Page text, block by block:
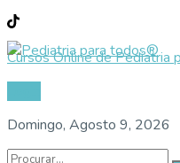
Cursos Online de Pediatria
Domingo, Agosto 9, 2026